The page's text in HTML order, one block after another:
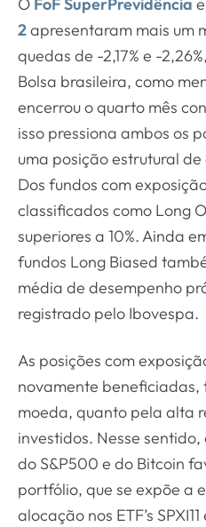
2apresentaram mais um
quedas de -2,17% e -
Bolsa brasileira, como
encerrou o quarto mês
isso pressiona ambos os
uma posição estrutural
Dos fundos com
classificados como Long
superiores a 10%. Ainda
fundos Long Biased
média de desempenho
registrado pelo Ibovespa.
As posições com
novamente
moeda, quanto pela alta
investidos. Nesse
do S&P500 e do Bitcoin
portfólio, que se expõe a
alocação nos ETF’s